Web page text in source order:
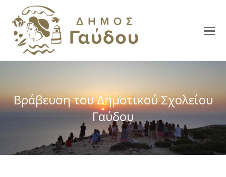
Βράβευση του Δημοτικού Σχολείου
Γαύδου